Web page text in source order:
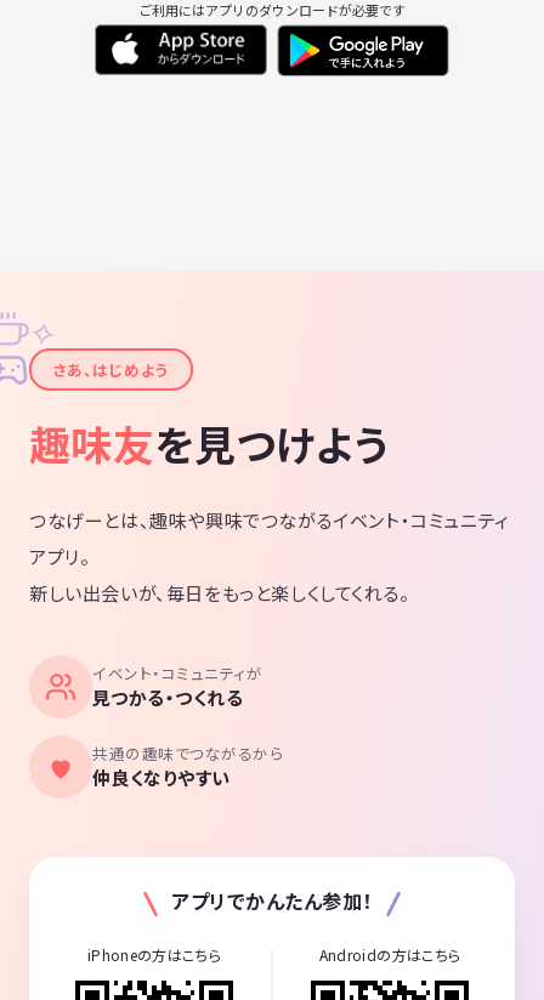
ご利用にはアプリのダウンロードが必要です
✦
✧
さあ、はじめよう
趣味友を見つけよう
つなげーとは、趣味や興味でつながるイベント・コミュニティ
アプリ。
新しい出会いが、毎日をもっと楽しくしてくれる。
イベント・コミュニティが
見つかる・つくれる
共通の趣味でつながるから
仲良くなりやすい
アプリでかんたん参加！
iPhoneの方はこちら Androidの方はこちら